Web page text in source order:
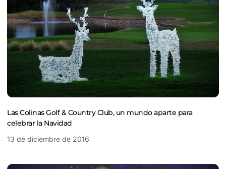
Las Colinas Golf & Country Club, un mundo aparte para
celebrar la Navidad
13 de diciembre de 2016